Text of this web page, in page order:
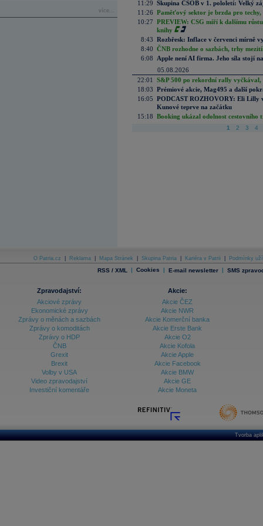
více...
11:29 Skupina ČSOB v 1. pololetí: Velký
11:26 Paměťový sektor je brzda pro techy,
10:27 PREVIEW: CSG míří k dalšímu
knihy
8:43 Rozbřesk: Inflace v červenci mírně
8:40 ČNB rozhodne o sazbách, trhy
6:08
Apple není AI firma. Jeho síla stojí
05.08.2026
22:01
S&P 500 po rekordní rally vyčkával,
18:03 Prémiové akcie, Mag495 a další
16:05 PODCAST ROZHOVORY: Eli Lilly
Kunové teprve na začátku
15:18 Booking ukázal odolnost cestovního
1 2 3 4
O Patria.cz Reklama Mapa Stránek Skupina Patria Kariéra v Patrii Podmínky
RSS / XML | Cookies | E-mail newsletter | SMS
Zpravodajství:
Akciové zprávy
Ekonomické zprávy
Zprávy o měnách a sazbách
Zprávy o komoditách
Zprávy o HDP
ČNB
Grexit
Brexit
Volby v USA
Video zpravodajství
Investiční komentáře
Akcie:
Akcie ČEZ
Akcie NWR
Akcie Komerční banka
Akcie Erste Bank
Akcie O2
Akcie Kofola
Akcie Apple
Akcie Facebook
Akcie BMW
Akcie GE
Akcie Moneta
Tvorba